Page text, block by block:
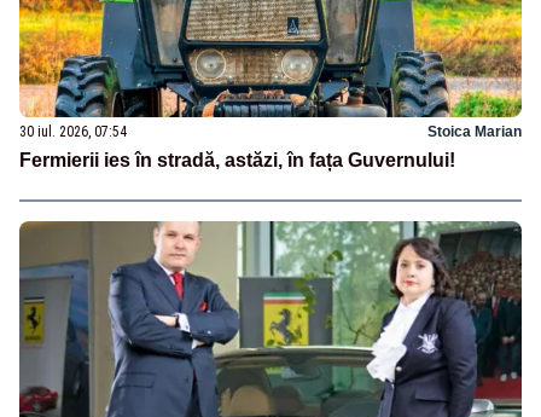
30 iul. 2026, 07:54 Stoica Marian
Fermierii ies în stradă, astăzi, în fața Guvernului!